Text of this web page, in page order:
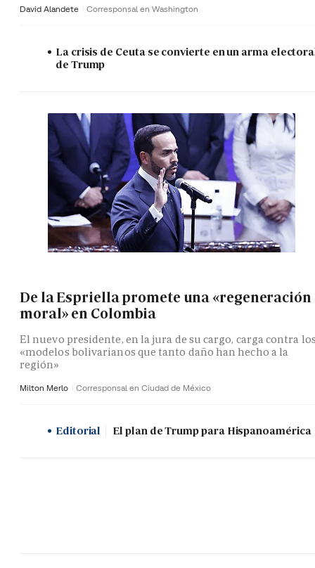
David Alandete Corresponsal en Washington
La crisis de Ceuta se convierte en un arma
de Trump
De la Espriella promete una «regeneración
moral» en Colombia
El nuevo presidente, en la jura de su cargo, carga contra
«modelos bolivarianos que tanto daño han hecho a la
región»
Milton Merlo Corresponsal en Ciudad de México
Editorial El plan de Trump para Hispanoamérica